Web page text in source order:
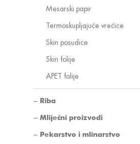
Mesarski papir
Termoskupljajuće vrećice
Skin posudice
Skin folije
APET folije
Riba
Mliječni proizvodi
Pekarstvo i mlinarstvo